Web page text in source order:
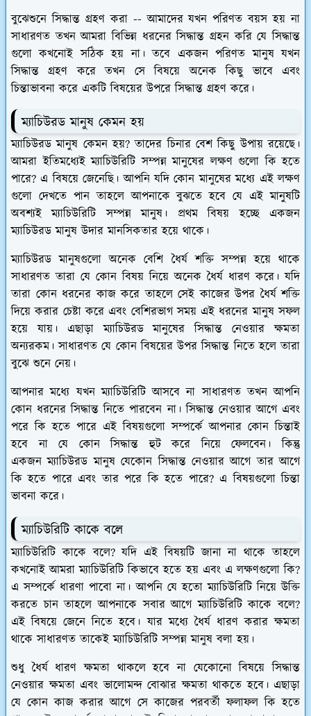
বুঝেশুনে সিদ্ধান্ত গ্রহণ করা --আমাদের যখন পরিণত বয়স হয় না
সাধারণত তখন আমরা বিভিন্ন ধরনের সিদ্ধান্ত গ্রহন করি যে সিদ্ধান্ত
গুলো কখনোই সঠিক হয় না। তবে একজন পরিণত মানুষ যখন
সিদ্ধান্ত গ্রহণ করে তখন সে বিষয়ে অনেক কিছু ভাবে এবং
চিন্তাভাবনা করে একটি বিষয়ের উপরে সিদ্ধান্ত গ্রহণ করে।
ম্যাচিউরড মানুষ কেমন হয়
ম্যাচিউরড মানুষ কেমন হয়? তাদের চিনার বেশ কিছু উপায় রয়েছে।
আমরা ইতিমধ্যেই ম্যাচিউরিটি সম্পন্ন মানুষের লক্ষণ গুলো কি হতে
পারে? এ বিষয়ে জেনেছি। আপনি যদি কোন মানুষের মধ্যে এই লক্ষণ
গুলো দেখতে পান তাহলে আপনাকে বুঝতে হবে যে এই মানুষটি
অবশ্যই ম্যাচিউরিটি সম্পন্ন মানুষ। প্রথম বিষয় হচ্ছে একজন
ম্যাচিউরড মানুষ উদার মানসিকতার হয়ে থাকে।
ম্যাচিউরড মানুষগুলো অনেক বেশি ধৈর্য শক্তি সম্পন্ন হয়ে থাকে
সাধারণত তারা যে কোন বিষয় নিয়ে অনেক ধৈর্য ধারণ করে। যদি
তারা কোন ধরনের কাজ করে তাহলে সেই কাজের উপর ধৈর্য শক্তি
দিয়ে করার চেষ্টা করে এবং বেশিরভাগ সময় এই ধরনের মানুষ সফল
হয়ে যায়। এছাড়া ম্যাচিউরড মানুষের সিদ্ধান্ত নেওয়ার ক্ষমতা
অন্যরকম। সাধারণত যে কোন বিষয়ের উপর সিদ্ধান্ত নিতে হলে তারা
বুঝে শুনে নেয়।
আপনার মধ্যে যখন ম্যাচিউরিটি আসবে না সাধারণত তখন আপনি
কোন ধরনের সিদ্ধান্ত নিতে পারবেন না। সিদ্ধান্ত নেওয়ার আগে এবং
পরে কি হতে পারে এই বিষয়গুলো সম্পর্কে আপনার কোন চিন্তাই
হবে না যে কোন সিদ্ধান্ত হুট করে নিয়ে ফেলবেন। কিন্তু
একজন ম্যাচিউরড মানুষ যেকোন সিদ্ধান্ত নেওয়ার আগে তার আগে
কি হতে পারে এবং তার পরে কি হতে পারে? এ বিষয়গুলো চিন্তা
ভাবনা করে।
ম্যাচিউরিটি কাকে বলে
ম্যাচিউরিটি কাকে বলে? যদি এই বিষয়টি জানা না থাকে তাহলে
কখনোই আমরা ম্যাচিউরিটি কিভাবে হতে হয় এবং এ লক্ষণগুলো কি?
এ সম্পর্কে ধারণা পাবো না। আপনি যে হতো ম্যাচিউরিটি নিয়ে উক্তি
করতে চান তাহলে আপনাকে সবার আগে ম্যাচিউরিটি কাকে বলে?
এই বিষয়ে জেনে নিতে হবে। যার মধ্যে ধৈর্য ধারণ করার ক্ষমতা
থাকে সাধারণত তাকেই ম্যাচিউরিটি সম্পন্ন মানুষ বলা হয়।
শুধু ধৈর্য ধারণ ক্ষমতা থাকলে হবে না যেকোনো বিষয়ে সিদ্ধান্ত
নেওয়ার ক্ষমতা এবং ভালোমন্দ বোঝার ক্ষমতা থাকতে হবে। এছাড়া
যে কোন কাজ করার আগে সে কাজের পরবর্তী ফলাফল কি হতে